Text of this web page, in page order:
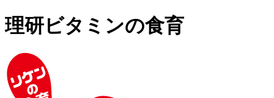
理研ビタミンの食育